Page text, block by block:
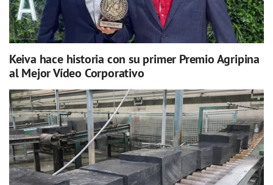
Keiva hace historia con su primer Premio Agripina
al Mejor Vídeo Corporativo